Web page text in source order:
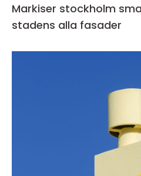
Markiser stockholm smart solskydd för
stadens alla fasader